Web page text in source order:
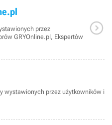
przez
GRYOnline.pl, Ekspertów

wystawionych przez użytkowników i